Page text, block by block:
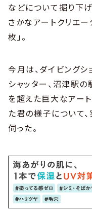
などについて掘り下
さかなアートクリエー
枚」。
今月は、ダイビング
シャッター、沼津駅
を超えた巨大なアー
た君の様子について
伺った。